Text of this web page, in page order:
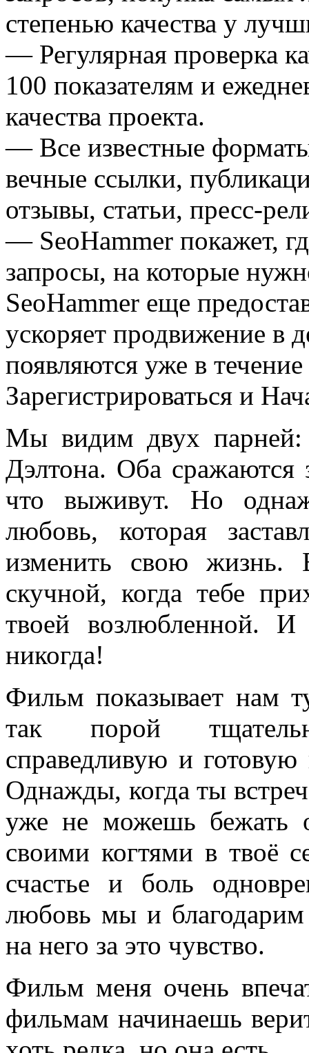
степенью качества у
— Регулярная проверка
100 показателям и
качества проекта.
— Все известные
вечные ссылки,
отзывы, статьи, пресс-
— SeoHammer покажет,
запросы, на которые
SeoHammer еще
ускоряет продвижение в
появляются уже в
Зарегистрироваться и
Мы видим двух парней:
Дэлтона. Оба сражаются
что выживут. Но
любовь, которая
изменить свою жизнь.
скучной, когда тебе
твоей возлюбленной.
никогда!
Фильм показывает нам
так порой
справедливую и
Однажды, когда ты
уже не можешь бежать
своими когтями в твоё
счастье и боль
любовь мы и благодарим
на него за это чувство.
Фильм меня очень
фильмам начинаешь